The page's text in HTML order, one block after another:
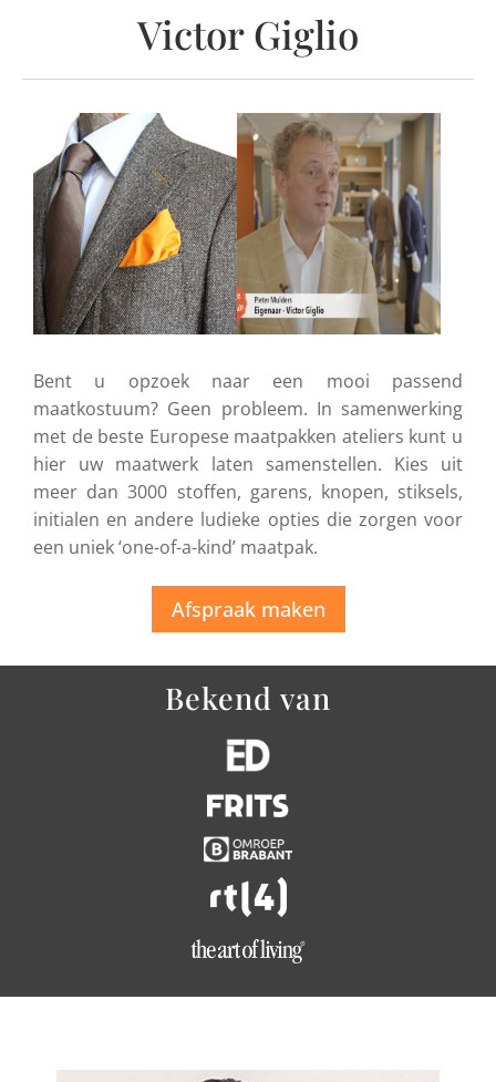
Victor Giglio
Bent u opzoek naar een mooi passend
maatkostuum? Geen probleem. In samenwerking
met de beste Europese maatpakken ateliers kunt u
hier uw maatwerk laten samenstellen. Kies uit
meer dan 3000 stoffen, garens, knopen, stiksels,
initialen en andere ludieke opties die zorgen voor
een uniek ‘one-of-a-kind’ maatpak.
Afspraak maken
Bekend van